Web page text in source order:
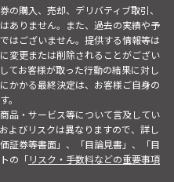
の購入、売却、デリバティブ取引、
ありません。また、過去の実績や予
はございません。提供する情報等は
変更または削除されることがござい
てお客様が取った行動の結果に対し
かかる最終決定は、お客様ご自身の
。
品・サービス等について言及してい
よびリスクは異なりますので、詳し
証券等書面」、「目論見書」、「目
の「リスク・手数料などの重要事項